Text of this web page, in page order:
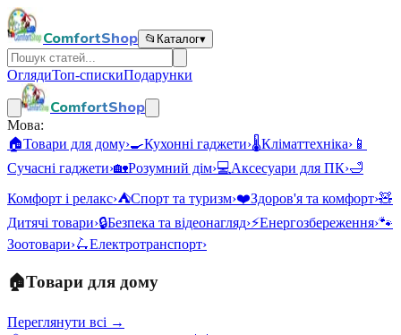
ComfortShop 📂 Каталог▾
ОглядиТоп-спискиПодарунки
ComfortShop
Мова:
🏠Товари для дому›🍳Кухонні гаджети›🌡️Кліматтехніка› 📱
Сучасні гаджети›🏡Розумний дім›💻Аксесуари для ПК›🛁
Комфорт і релакс›⛺Спорт та туризм›❤️Здоров'я та комфорт›🧸
Дитячі товари›🔒Безпека та відеонагляд›⚡Енергозбереження›🐾
Зоотовари›🛴Електротранспорт›
🏠Товари для дому
Переглянути всі →